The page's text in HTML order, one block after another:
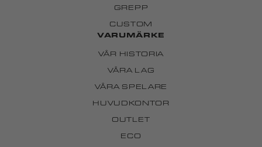
GREPP
CUSTOM
VARUMÄRKE
VÅR HISTORIA
VÅRA LAG
VÅRA SPELARE
HUVUDKONTOR
OUTLET
ECO